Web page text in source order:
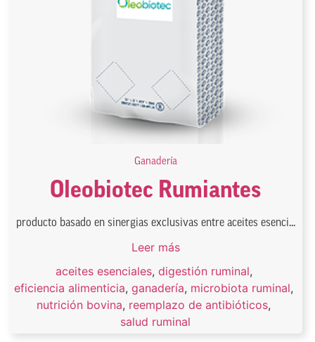
Ganadería
Oleobiotec Rumiantes
producto basado en sinergias exclusivas entre aceites esenci...
Leer más
aceites esenciales, digestión ruminal,
eficiencia alimenticia, ganadería, microbiota ruminal,
nutrición bovina, reemplazo de antibióticos,
salud ruminal